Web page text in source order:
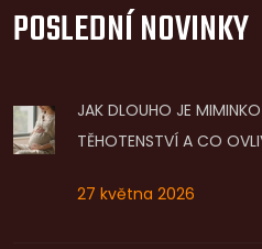
POSLEDNÍ NOVINKY
JAK DLOUHO JE
TĚHOTENSTVÍ A CO
27 května 2026